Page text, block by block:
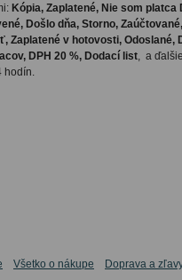
Kópia, Zaplatené, Nie som platca
Došlo dňa, Storno,
Zaplatené v hotovosti, Odoslané,
DPH 20 %, Dodací list, a
hodín.
Všetko o nákupe Doprava a